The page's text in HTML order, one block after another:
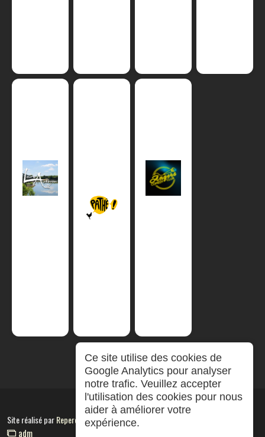
Site réalisé parRepereCom
adm
Ce site utilise des cookies de
Google Analytics pour analyser
notre trafic. Veuillez accepter
l'utilisation des cookies pour nous
aider à améliorer votre
expérience.